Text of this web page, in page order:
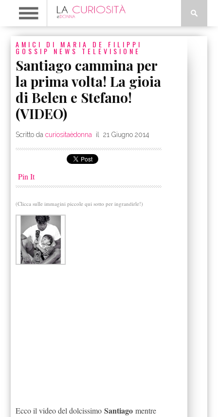
AMICI DI MARIA DE FILIPPI
GOSSIP NEWS TELEVISIONE
Santiago cammina per
la prima volta! La gioia
di Belen e Stefano!
(VIDEO)
Scritto dacuriositaèdonna il21 Giugno 2014
Pin It
(Clicca sulle immagini piccole qui sotto per ingrandirle!)
Ecco il video del dolcissimoSantiago mentre